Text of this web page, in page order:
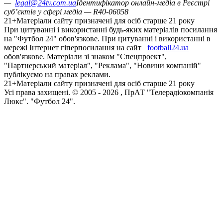
— legal@24tv.com.uaІдентифікатор онлайн-медіа в Реєстрі
суб’єктів у сфері медіа — R40-06058
21+Матеріали сайту призначені для осіб старше 21 року
При цитуванні і використанні будь-яких матеріалів посилання
на "Футбол 24" обов'язкове. При цитуванні і використанні в
мережі Інтернет гіперпосилання на сайт
football24.ua
обов'язкове. Матеріали зі знаком "Спецпроект",
"Партнерський матеріал", "Реклама", "Новини компаній"
публікуємо на правах реклами.
21+Матеріали сайту призначені для осіб старше 21 року
Усi права захищенi. © 2005 - 2026 , ПрАТ "Телерадіокомпанія
Люкс". "Футбол 24".